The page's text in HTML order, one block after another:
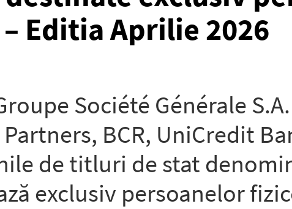
Editia Aprilie 2026
Société Générale
BCR, UniCredit
de titluri de stat
exclusiv persoanelor